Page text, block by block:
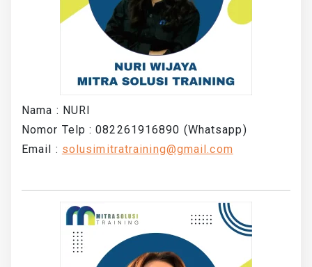
Nama : NURI
Nomor Telp : 082261916890 (Whatsapp)
Email : solusimitratraining@gmail.com